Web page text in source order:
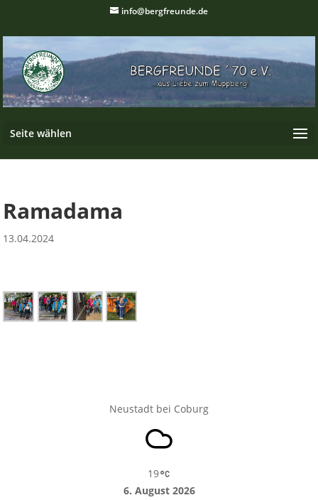
info@bergfreunde.de
Seite wählen
Ramadama
13.04.2024
Neustadt bei Coburg
19
6. August 2026